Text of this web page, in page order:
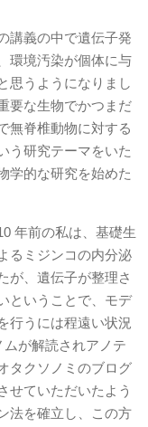
講義の中で遺伝子発
環境汚染が個体に与
思うようになりまし
要な生物でかつまだ
無脊椎動物に対する
う研究テーマをいた
学的な研究を始めた
年前の私は、基礎生
るミジンコの内分泌
が、遺伝子が整理さ
ということで、モデ
行うには程遠い状況
が解読されアノテ
タクソノミのブログ
せていただいたよう
法を確立し、この方